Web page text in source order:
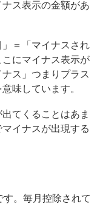
ス表示の金額があ
＝「マイナスされ
にマイナス表示が
ス」つまりプラス
味しています。
てくることはあま
イナスが出現する
。毎月控除されて